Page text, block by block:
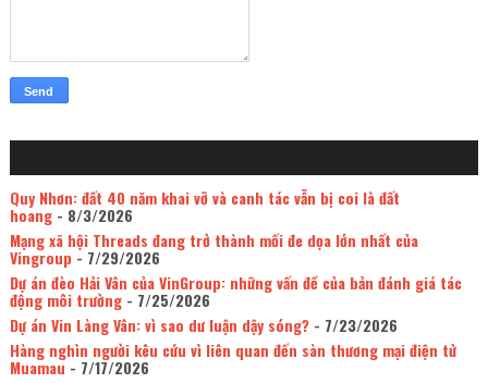
Quy Nhơn: đất 40 năm khai vỡ và canh tác vẫn bị coi là đất
hoang- 8/3/2026
Mạng xã hội Threads đang trở thành mối đe dọa lớn nhất của
Vingroup - 7/29/2026
Dự án đèo Hải Vân của VinGroup: những vấn đề của bản đánh giá tác
động môi trường- 7/25/2026
Dự án Vin Làng Vân: vì sao dư luận dậy sóng?- 7/23/2026
Hàng nghìn người kêu cứu vì liên quan đến sàn thương mại điện tử
Muamau- 7/17/2026